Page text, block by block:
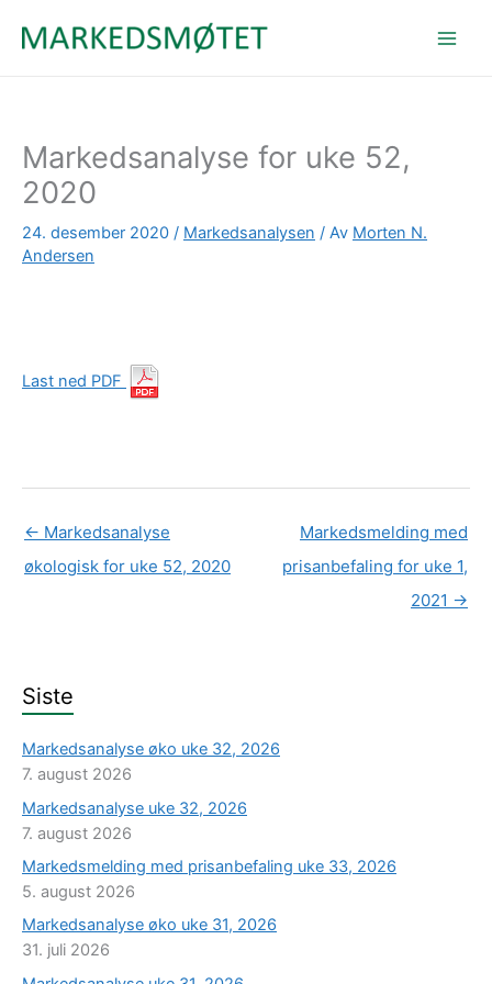
Markedsanalyse for uke 52,
2020
24. desember 2020 / Markedsanalysen / Av Morten N.
Andersen
Last ned PDF
← Markedsanalyse
økologisk for uke 52, 2020
Markedsmelding med
prisanbefaling for uke 1,
2021 →
Siste
Markedsanalyse øko uke 32, 2026
7. august 2026
Markedsanalyse uke 32, 2026
7. august 2026
Markedsmelding med prisanbefaling uke 33, 2026
5. august 2026
Markedsanalyse øko uke 31, 2026
31. juli 2026